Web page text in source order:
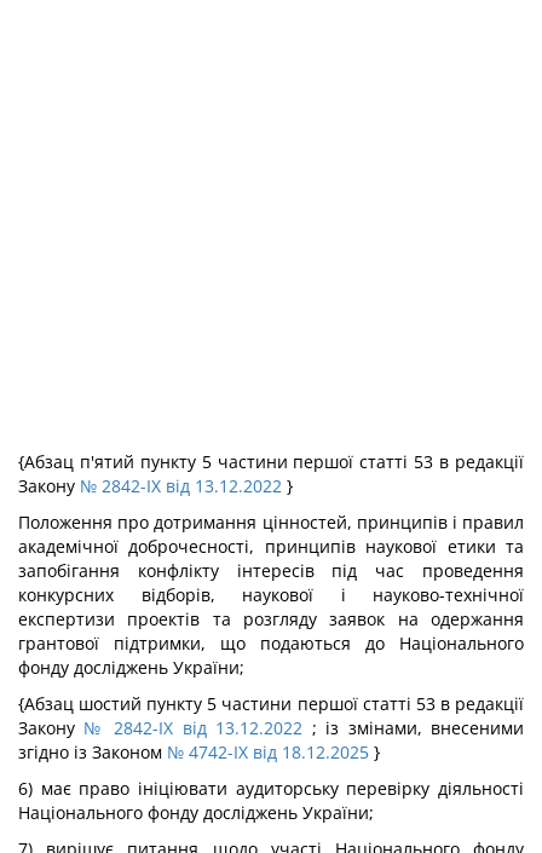
{Абзац п'ятий пункту 5 частини першої статті 53 в редакції
Закону № 2842-IX від 13.12.2022 }
Положення про дотримання цінностей, принципів і правил
академічної доброчесності, принципів наукової етики та
запобігання конфлікту інтересів під час проведення
конкурсних відборів, наукової і науково-технічної
експертизи проектів та розгляду заявок на одержання
грантової підтримки, що подаються до Національного
фонду досліджень України;
{Абзац шостий пункту 5 частини першої статті 53 в редакції
Закону № 2842-IX від 13.12.2022 ; із змінами, внесеними
згідно із Законом № 4742-IX від 18.12.2025 }
6) має право ініціювати аудиторську перевірку діяльності
Національного фонду досліджень України;